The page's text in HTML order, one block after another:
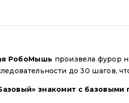
РобоМышь произвела фурор
до 30 шагов,
знакомит с базовыми